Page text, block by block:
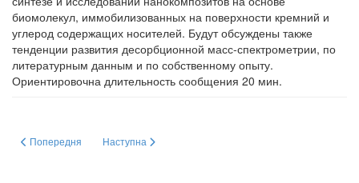
биомолекул, иммобилизованных на поверхности кремний и
углерод содержащих носителей. Будут обсуждены также
тенденции развития десорбционной масс-спектрометрии, по
литературным данным и по собственному опыту.
Ориентировочна длительность сообщения 20 мин.
Попередня стаття: Role of ?-tocopherol and its analogues at the
Попередня Наступна стаття: Gene transfection by cationic
Наступна